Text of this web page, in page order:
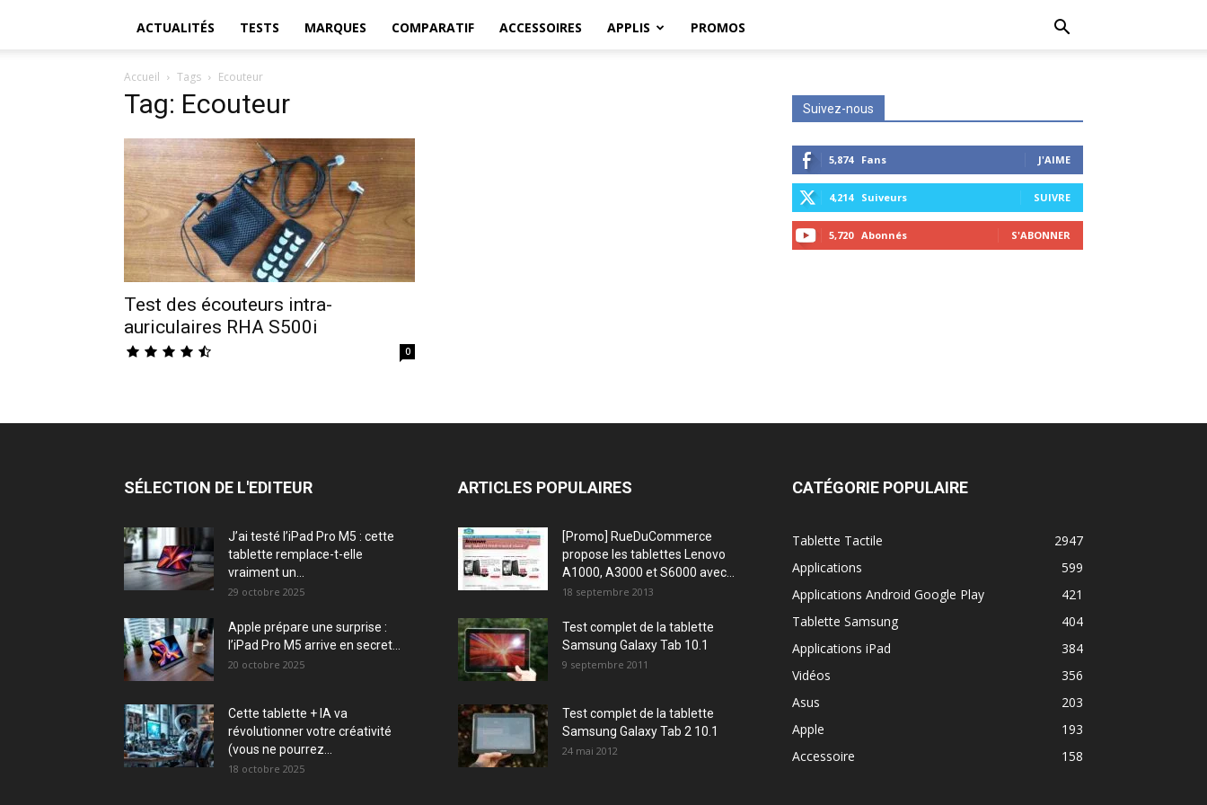
ACTUALITÉS TESTS MARQUES COMPARATIF ACCESSOIRES APPLIS PROMOS
Accueil Tags Ecouteur
Tag: Ecouteur
Test des écouteurs intra-
auriculaires RHA S500i
0
Suivez-nous
5,874 Fans J'AIME
4,214 Suiveurs SUIVRE
5,720 Abonnés S'ABONNER
SÉLECTION DE L'EDITEUR
J’ai testé l’iPad Pro M5 : cette
tablette remplace-t-elle
vraiment un...
29 octobre 2025
Apple prépare une surprise :
l’iPad Pro M5 arrive en secret...
20 octobre 2025
Cette tablette + IA va
révolutionner votre créativité
(vous ne pourrez...
18 octobre 2025
ARTICLES POPULAIRES
[Promo] RueDuCommerce
propose les tablettes Lenovo
A1000, A3000 et S6000 avec...
18 septembre 2013
Test complet de la tablette
Samsung Galaxy Tab 10.1
9 septembre 2011
Test complet de la tablette
Samsung Galaxy Tab 2 10.1
24 mai 2012
CATÉGORIE POPULAIRE
Tablette Tactile
2947
Applications
599
Applications Android Google Play
421
Tablette Samsung
404
Applications iPad
384
Vidéos
356
Asus
203
Apple
193
Accessoire
158